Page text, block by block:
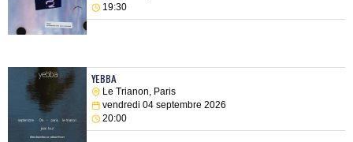
19:30
YEBBA
Le Trianon, Paris
vendredi 04 septembre 2026
20:00